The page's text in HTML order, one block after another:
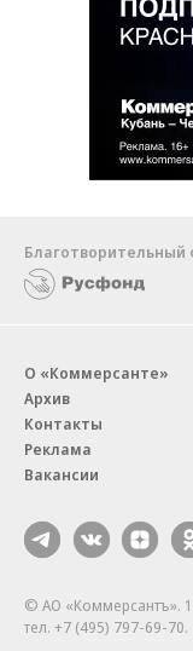
Благотворительный
О «Коммерсанте»
Архив
Контакты
Реклама
Вакансии
© АО «Коммерсантъ».
тел. +7 (495) 797-69-70.